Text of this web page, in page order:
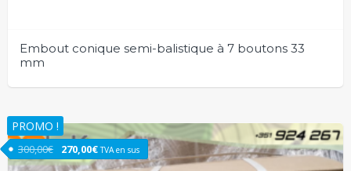
Embout conique semi-balistique à 7 boutons 33
mm
PROMO !
300,00€ Le prix initial était : 300,00€.
270,00€Le prix actuel est : 270,00€.
TVA en sus